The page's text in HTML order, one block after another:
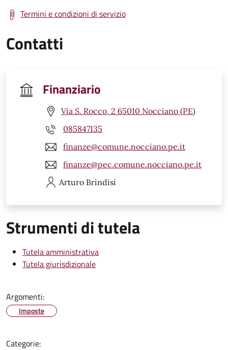
Termini e condizioni di servizio
Contatti
Finanziario
Via S. Rocco, 2 65010 Nocciano (PE)
085847135
finanze@comune.nocciano.pe.it
finanze@pec.comune.nocciano.pe.it
Arturo Brindisi
Strumenti di tutela
Tutela amministrativa
Tutela giurisdizionale
Argomenti:
Imposte
Categorie: